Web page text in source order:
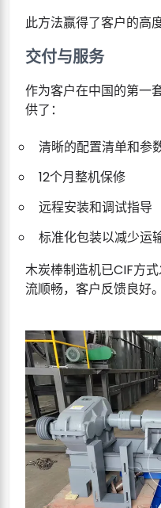
此方法赢得了客户的高
交付与服务
作为客户在中国的第一
供了：
清晰的配置清单和参
12个月整机保修
远程安装和调试指导
标准化包装以减少运
木炭棒制造机已CIF方
流顺畅，客户反馈良好。